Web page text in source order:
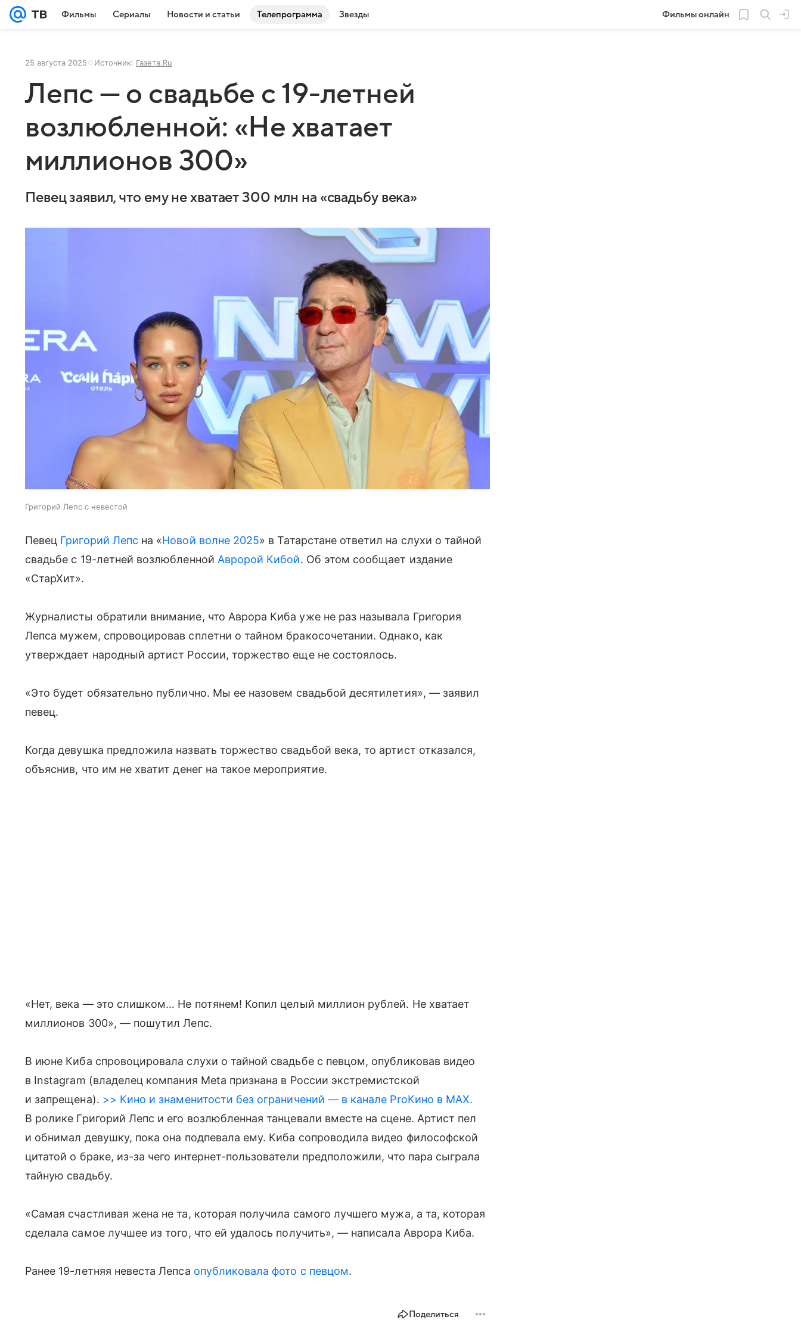
Фильмы Сериалы Новости и статьи Телепрограмма Звезды Фильмы онлайн
25 августа 2025 Источник: Газета.Ru
Лепс — о свадьбе с 19-летней
возлюбленной: «Не хватает
миллионов 300»
Певец заявил, что ему не хватает 300 млн на «свадьбу века»
Григорий Лепс с невестой
Певец Григорий Лепс на «Новой волне 2025» в Татарстане ответил на слухи о тайной
свадьбе с 19-летней возлюбленной Авророй Кибой. Об этом сообщает издание
«СтарХит».
Журналисты обратили внимание, что Аврора Киба уже не раз называла Григория
Лепса мужем, спровоцировав сплетни о тайном бракосочетании. Однако, как
утверждает народный артист России, торжество еще не состоялось.
«Это будет обязательно публично. Мы ее назовем свадьбой десятилетия», — заявил
певец.
Когда девушка предложила назвать торжество свадьбой века, то артист отказался,
объяснив, что им не хватит денег на такое мероприятие.
«Нет, века — это слишком… Не потянем! Копил целый миллион рублей. Не хватает
миллионов 300», — пошутил Лепс.
В июне Киба спровоцировала слухи о тайной свадьбе с певцом, опубликовав видео
в Instagram (владелец компания Meta признана в России экстремистской
и запрещена). >> Кино и знаменитости без ограничений — в канале ProКино в MAX.
В ролике Григорий Лепс и его возлюбленная танцевали вместе на сцене. Артист пел
и обнимал девушку, пока она подпевала ему. Киба сопроводила видео философской
цитатой о браке, из-за чего интернет-пользователи предположили, что пара сыграла
тайную свадьбу.
«Самая счастливая жена не та, которая получила самого лучшего мужа, а та, которая
сделала самое лучшее из того, что ей удалось получить», — написала Аврора Киба.
Ранее 19-летняя невеста Лепса опубликовала фото с певцом.
Поделиться